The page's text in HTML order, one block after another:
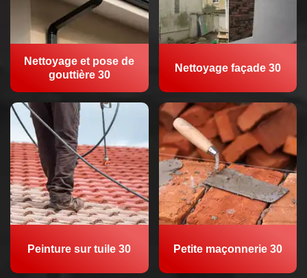
Nettoyage et pose de
gouttière 30
Nettoyage façade 30
Peinture sur tuile 30 Petite maçonnerie 30